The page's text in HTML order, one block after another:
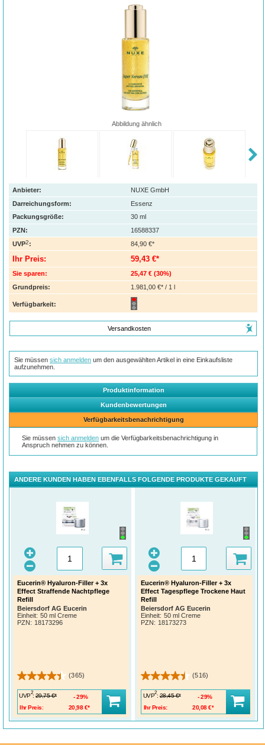
Abbildung ähnlich
Anbieter:
NUXE GmbH
Darreichungsform:
Essenz
Packungsgröße:
30 ml
PZN:
16588337
UVP2: 84,90 €*
Ihr Preis: 59,43 €*
Sie sparen: 25,47 € (30%)
Grundpreis:
1.981,00 €* / 1 l
Verfügbarkeit:
Versandkosten
Sie müssensich anmelden um den ausgewählten Artikel in eine Einkaufsliste
aufzunehmen.
Produktinformation
Kundenbewertungen
Verfügbarkeitsbenachrichtigung
Sie müssensich anmelden um die Verfügbarkeitsbenachrichtigung in
Anspruch nehmen zu können.
ANDERE KUNDEN HABEN EBENFALLS FOLGENDE PRODUKTE GEKAUFT
Eucerin® Hyaluron-Filler + 3x
Effect Straffende Nachtpflege
Refill
Beiersdorf AG Eucerin
Einheit: 50 ml Creme
PZN : 18173296
(365)
UVP
2
: 29,75 €*
Ihr Preis:
20,98 €*
29%
Eucerin® Hyaluron-Filler + 3x
Effect Tagespflege Trockene Haut
Refill
Beiersdorf AG Eucerin
Einheit: 50 ml Creme
PZN : 18173273
(516)
UVP
2
: 28,45 €*
Ihr Preis:
20,08 €*
29%